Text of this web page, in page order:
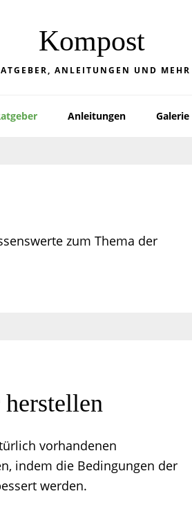
Kompost
ANLEITUNGEN UND MEHR
Anleitungen Galerie
zum Thema der
vorhandenen
indem die Bedingungen der
werden.